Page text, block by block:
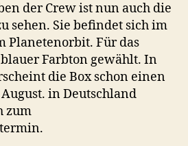
der Crew ist nun auch die
sehen. Sie befindet sich im
Planetenorbit. Für das
Farbton gewählt. In
die Box schon einen
in Deutschland
zum